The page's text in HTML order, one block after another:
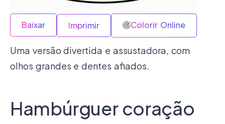
Baixar Imprimir Colorir Online
Uma versão divertida e assustadora, com
olhos grandes e dentes afiados.
Hambúrguer coração